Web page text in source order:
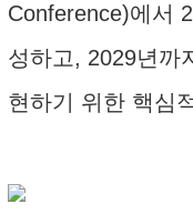
Conference)에서
성하고, 2029년까
현하기 위한 핵심